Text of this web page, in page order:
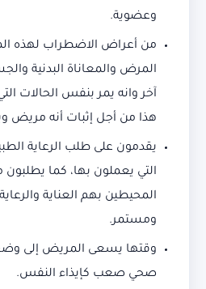
وعضوية.
من أعراض الاضطراب لهذه
المرض والمعاناة البدنية
آخر وانه يمر بنفس الحالات
هذا من أجل إثبات أنه مريض
يقدمون على طلب الرعاية
التي يعملون بها، كما
المحيطين بهم العناية
ومستمر.
وقتها يسعى المريض إلى
صحي صعب كإيذاء النفس.